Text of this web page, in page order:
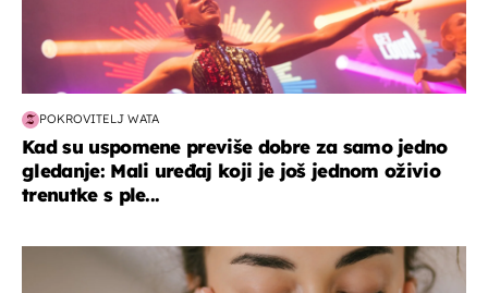
POKROVITELJ WATA
Kad su uspomene previše dobre za samo jedno
gledanje: Mali uređaj koji je još jednom oživio
trenutke s ple...
moda & ljepota